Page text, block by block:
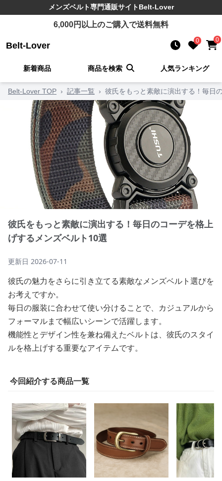
メンズベルト専門通販サイトBelt-Lover
6,000円以上のご購入で送料無料
Belt-Lover 0 0
新着商品 商品を検索 人気ランキング
Belt-Lover TOP › 記事一覧 › 彼氏をもっと素敵に演出する！毎日
彼氏をもっと素敵に演出する！毎日のコーデを格上
げするメンズベルト10選
更新日 2026-07-11
彼氏の魅力をさらに引き立てる素敵なメンズベルト選びを
お考えですか。
毎日の服装に合わせて使い分けることで、カジュアルから
フォーマルまで幅広いシーンで活躍します。
機能性とデザイン性を兼ね備えたベルトは、彼氏のスタイ
ルを格上げする重要なアイテムです。
今回紹介する商品一覧